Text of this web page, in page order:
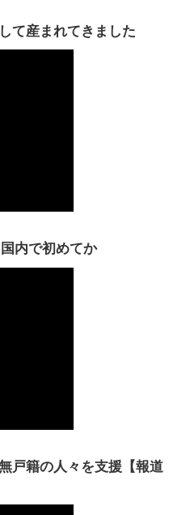
て産まれてきました
内で初めてか
戸籍の人々を支援【報道